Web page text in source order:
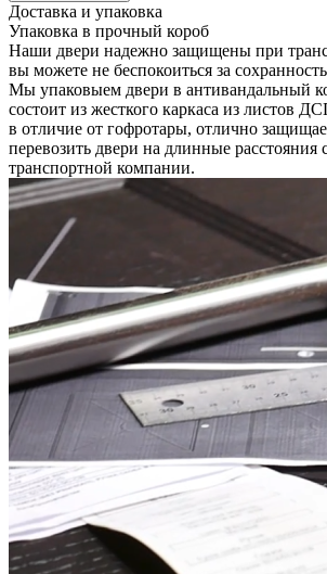
Доставка и упаковка
Упаковка в прочный короб
Наши двери надежно защищены при
вы можете не беспокоиться за
Мы упаковыем двери в антивандальный
состоит из жесткого каркаса из листов
в отличие от гофротары, отлично
перевозить двери на длинные
транспортной компании.